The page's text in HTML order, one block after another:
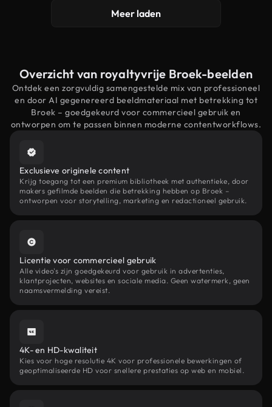
Meer laden
Overzicht van royaltyvrije Broek-beelden
Ontdek een zorgvuldig samengestelde mix van professioneel
en door AI gegenereerd beeldmateriaal met betrekking tot
Broek – goedgekeurd voor commercieel gebruik en
ontworpen om te passen binnen moderne contentworkflows.
Exclusieve originele content
Krijg toegang tot een premium bibliotheek met authentieke, door
makers gefilmde beelden die betrekking hebben op Broek –
ontworpen voor storytelling, marketing en redactioneel gebruik.
Licentie voor commercieel gebruik
Alle video's zijn goedgekeurd voor gebruik in advertenties,
klantprojecten, websites en sociale media. Geen watermerk, geen
naamsvermelding vereist.
4K- en HD-kwaliteit
Kies voor hoge resolutie 4K voor professionele bewerkingen of
geoptimaliseerde HD voor snellere prestaties op web en mobiel.